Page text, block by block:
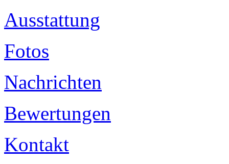
Ausstattung
Fotos
Nachrichten
Bewertungen
Kontakt